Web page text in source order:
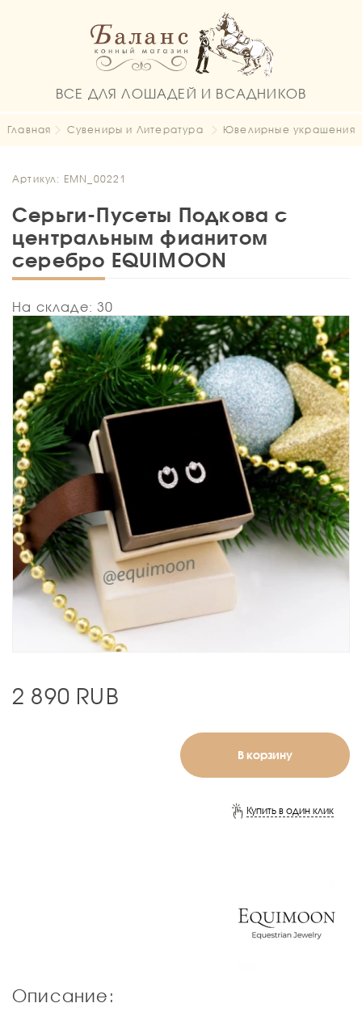
ВСЕ ДЛЯ ЛОШАДЕЙ И ВСАДНИКОВ
Главная Сувениры и Литература Ювелирные украшения
Артикул: EMN_00221
Серьги-Пусеты Подкова с
центральным фианитом
серебро EQUIMOON
На складе: 30
2 890 RUB
В корзину
Купить в один клик
Описание: